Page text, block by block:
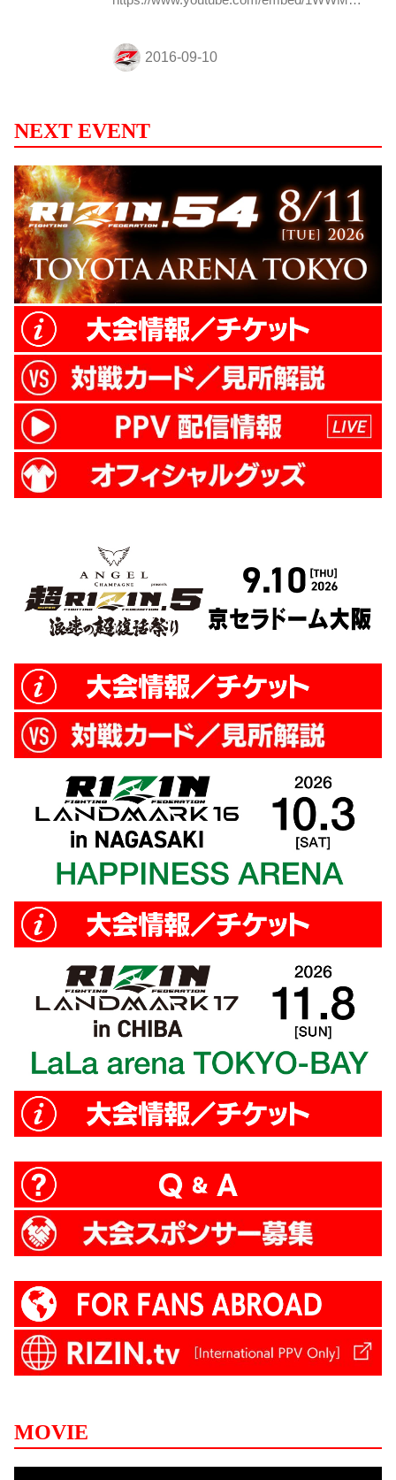
https://www.youtube.com/embed/AKJS2Ac5
NEE 動画再生ページ⑤
https://www.youtube.com/embed/qp3jdI3Wc
P0 PERISCOPE(英語配信） Twitterタイム
ラインで通知します。
https://twitter.com/rizin_PR
NEXT EVENT
MOVIE